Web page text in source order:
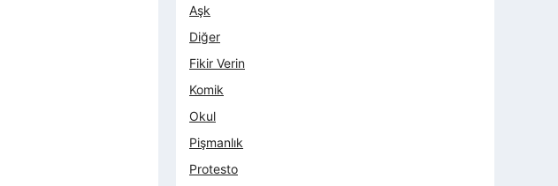
Aşk
Diğer
Fikir Verin
Komik
Okul
Pişmanlık
Protesto